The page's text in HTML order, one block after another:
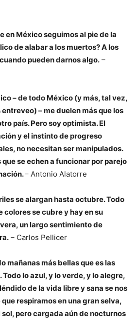
en México seguimos al pie de la
de alabar a los muertos? A los
pueden darnos algo. –
– de todo México (y más, tal vez,
– me duelen más que los
país. Pero soy optimista. El
y el instinto de progreso
no necesitan ser manipulados.
se echen a funcionar por parejo
– Antonio Alatorre
se alargan hasta octubre. Todo
colores se cubre y hay en su
un largo sentimiento de
– Carlos Pellicer
mañanas más bellas que es las
lo azul, y lo verde, y lo alegre,
de la vida libre y sana se nos
respiramos en una gran selva,
pero cargada aún de nocturnos